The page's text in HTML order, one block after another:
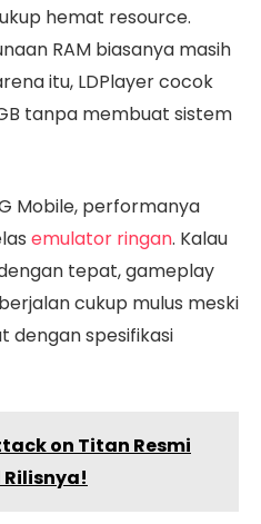
hemat resource.
RAM biasanya masih
itu, LDPlayer cocok
tanpa membuat sistem
Mobile, performanya
emulator ringan. Kalau
tepat, gameplay
cukup mulus meski
dengan spesifikasi
on Titan Resmi